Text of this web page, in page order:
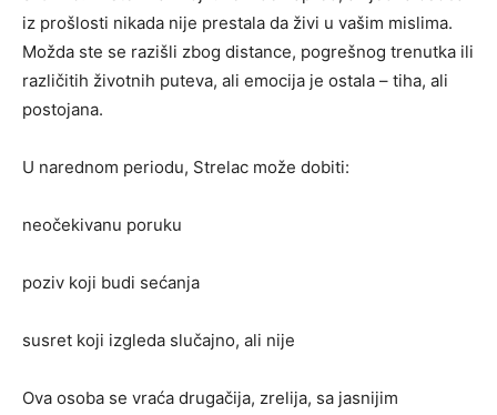
iz prošlosti nikada nije prestala da živi u vašim mislima.
Možda ste se razišli zbog distance, pogrešnog trenutka ili
različitih životnih puteva, ali emocija je ostala – tiha, ali
postojana.
U narednom periodu, Strelac može dobiti:
neočekivanu poruku
poziv koji budi sećanja
susret koji izgleda slučajno, ali nije
Ova osoba se vraća drugačija, zrelija, sa jasnijim